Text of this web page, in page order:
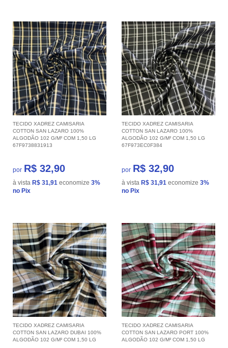
TECIDO XADREZ CAMISARIA
COTTON SAN LAZARO 100%
ALGODÃO 102 G/M² COM 1,50 LG
67F9738831913
por R$ 32,90
à vista R$ 31,91 economize 3%
no Pix
TECIDO XADREZ CAMISARIA
COTTON SAN LAZARO 100%
ALGODÃO 102 G/M² COM 1,50 LG
67F973EC0F384
por R$ 32,90
à vista R$ 31,91 economize 3%
no Pix
TECIDO XADREZ CAMISARIA
COTTON SAN LAZARO DUBAI 100%
ALGODÃO 102 G/M² COM 1,50 LG
TECIDO XADREZ CAMISARIA
COTTON SAN LAZARO PORT 100%
ALGODÃO 102 G/M² COM 1,50 LG